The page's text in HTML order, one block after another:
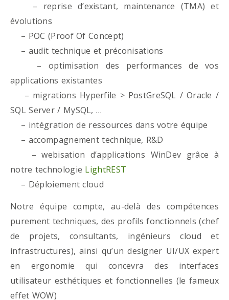
– reprise d’existant, maintenance (TMA) et
évolutions
– POC (Proof Of Concept)
– audit technique et préconisations
– optimisation des performances de vos
applications existantes
– migrations Hyperfile > PostGreSQL / Oracle /
SQL Server / MySQL, …
– intégration de ressources dans votre équipe
– accompagnement technique, R&D
– webisation d’applications WinDev grâce à
notre technologie LightREST
– Déploiement cloud
Notre équipe compte, au-delà des compétences
purement techniques, des profils fonctionnels (chef
de projets, consultants, ingénieurs cloud et
infrastructures), ainsi qu’un designer UI/UX expert
en ergonomie qui concevra des interfaces
utilisateur esthétiques et fonctionnelles (le fameux
effet WOW)